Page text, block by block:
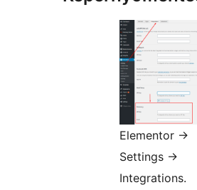
Elementor ->
Settings ->
Integrations.